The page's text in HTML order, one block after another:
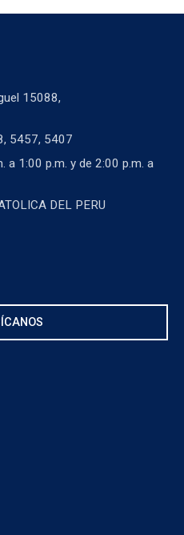
15088,
5457, 5407
a 1:00 p.m. y de 2:00 p.m. a
DEL PERU